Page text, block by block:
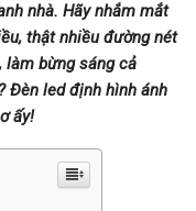
nhà. Hãy nhắm mắt
thật nhiều đường nét
làm bừng sáng cả
Đèn led định hình ánh
ấy!